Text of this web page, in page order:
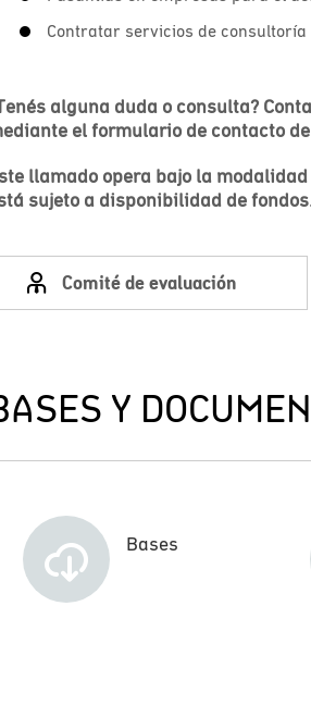
Contratar servicios de
alguna duda o consulta?
el formulario de contacto
llamado opera bajo la
sujeto a disponibilidad de
Comité de evaluación
Y
Bases